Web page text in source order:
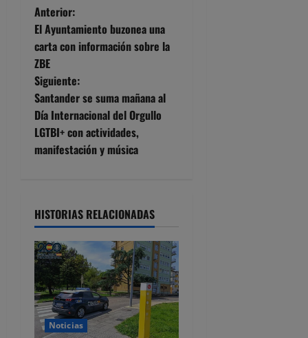
N
a
v
e
g
a
i
ó
n
d
Anterior:
El Ayuntamiento buzonea una
carta con información sobre la
ZBE
Siguiente:
Santander se suma mañana al
Día Internacional del Orgullo
LGTBI+ con actividades,
manifestación y música
HISTORIAS RELACIONADAS
Noticias